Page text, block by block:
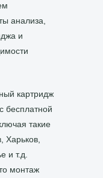
анализа,
и
картридж
бесплатной
такие
Харьков,
и т.д.
монтаж